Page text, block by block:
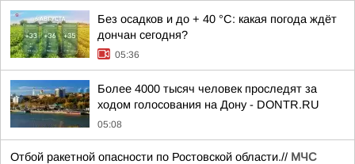
Без осадков и до + 40 °С: какая погода ждёт
дончан сегодня?
05:36
Более 4000 тысяч человек проследят за
ходом голосования на Дону - DONTR.RU
05:08
Отбой ракетной опасности по Ростовской области.// МЧС